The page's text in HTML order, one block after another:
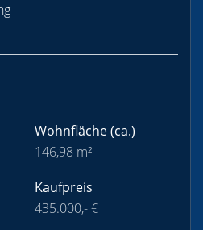
Wohnfläche(ca.)
146,98 m²
Kaufpreis
435.000,- €